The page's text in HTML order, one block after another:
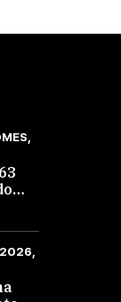
2026